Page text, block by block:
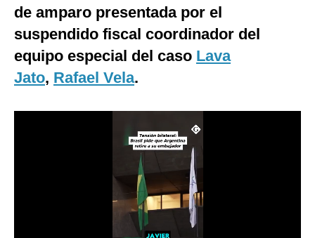
Internacional
Tecnología
Club del Suscriptor
de amparo presentada por el
suspendido fiscal coordinador del
equipo especial del caso Lava
Jato, Rafael Vela.